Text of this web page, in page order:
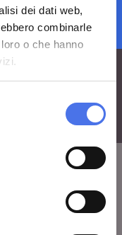
dei dati web,
combinarle
o che hanno
newsletter